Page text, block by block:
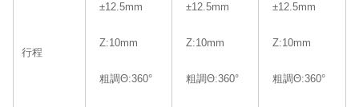
行程
±12.5mm
Z:10mm
粗調Θ:360°
±12.5mm
Z:10mm
粗調Θ:360°
±12.5mm
Z:10mm
粗調Θ:360°